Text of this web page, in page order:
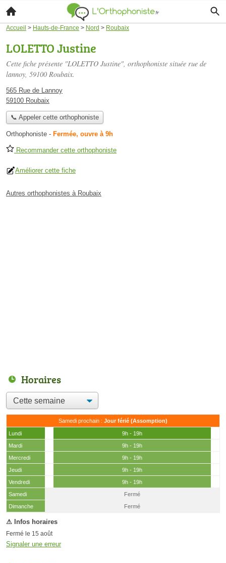
Accueil > Hauts-de-France > Nord > Roubaix
LOLETTO Justine
Cette fiche présente "LOLETTO Justine", orthophoniste située rue de
lannoy, 59100 Roubaix.
565 Rue de Lannoy
59100 Roubaix
📞 Appeler cette orthophoniste
Orthophoniste - Fermée, ouvre à 9h
Recommander cette orthophoniste
Améliorer cette fiche
Autres orthophonistes à Roubaix
Horaires
Samedi prochain : Jour férié (Assomption)
Lundi
9h - 19h
Mardi
9h - 19h
Mercredi
9h - 19h
Jeudi
9h - 19h
Vendredi
9h - 19h
Samedi
(15 août)
Fermé
Dimanche
Fermé
Fermé le 15 août
Signaler une erreur